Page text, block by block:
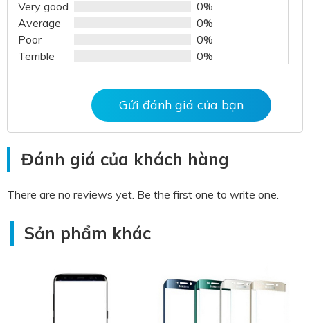
5
Very good
0%
Average
0%
Poor
0%
Terrible
0%
Gửi đánh giá của bạn
Đánh giá của khách hàng
There are no reviews yet. Be the first one to write one.
Sản phẩm khác